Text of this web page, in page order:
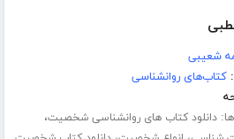
شعیبی
کتاب‌های روانشناسی
دانلود کتاب های روانشناسی شخصیت،